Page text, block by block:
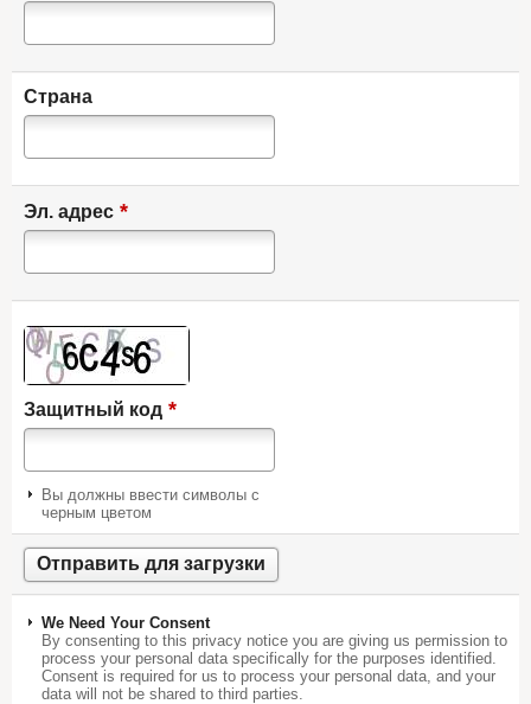
Страна
Эл. адрес *
Защитный код *
Вы должны ввести символы с
черным цветом
We Need Your Consent
By consenting to this privacy notice you are giving us permission to
process your personal data specifically for the purposes identified.
Consent is required for us to process your personal data, and your
data will not be shared to third parties.